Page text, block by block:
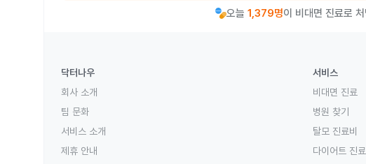
오늘 1,379명이 비대면 진료로
닥터나우
회사 소개
팀 문화
서비스 소개
제휴 안내
서비스
비대면 진료
병원 찾기
탈모 진료비
다이어트 진료